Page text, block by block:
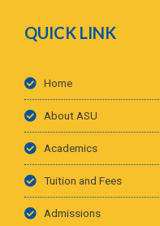
QUICK LINK
Home
About ASU
Academics
Tuition and Fees
Admissions